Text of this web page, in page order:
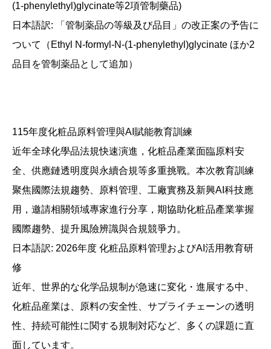
(1-phenylethyl)glycinate等2項管制藥品)
日本語訳: 「管制薬品の等級及び品目」の改正案の予告に
ついて（Ethyl N-formyl-N-(1-phenylethyl)glycinate ほか2
品目を管制薬品として追加）
115年度化粧品原料管理與AI賦能教育訓練
近年全球化學品法規快速演進，化粧品產業面臨原料安
全、供應鏈透明度與永續合規等多重挑戰。本次教育訓練
聚焦國際法規趨勢、原料管理、工廠實務及新興AI科技應
用，邀請相關領域專家進行分享，期協助化粧品產業掌握
國際趨勢、提升風險辨識與合規競爭力。
日本語訳: 2026年度 化粧品原料管理およびAI活用教育研
修
近年、世界的な化学品規制が急速に変化・進展する中、
化粧品産業は、原料の安全性、サプライチェーンの透明
性、持続可能性に関する規制対応など、多くの課題に直
面しています。